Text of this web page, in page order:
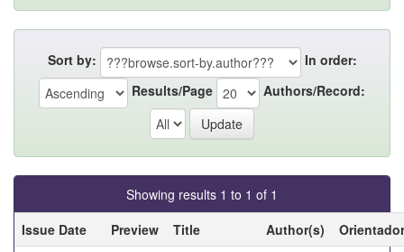
Sort by:
In order:
Results/Page
Authors/Record:
Showing results 1 to 1 of 1
Issue Date
Preview Title Author(s)
Orientador